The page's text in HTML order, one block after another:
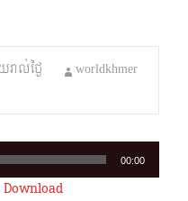
រាល់ថ្ងៃ
worldkhmer
00:00
Download